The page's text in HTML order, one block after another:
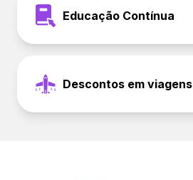
Educação Contínua
Descontos em viagens